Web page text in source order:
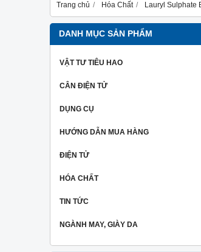
Trang chủ Hóa Chất Lauryl Sulphate
DANH MỤC SẢN PHẨM
VẬT TƯ TIÊU HAO
CÂN ĐIỆN TỬ
DỤNG CỤ
HƯỚNG DẪN MUA HÀNG
ĐIỆN TỬ
HÓA CHẤT
TIN TỨC
NGÀNH MAY, GIÀY DA